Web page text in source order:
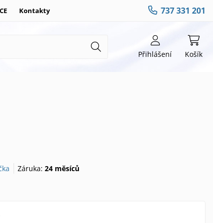
Kontakty 737 331 201
Přihlášení Košík
Záruka:24 měsíců